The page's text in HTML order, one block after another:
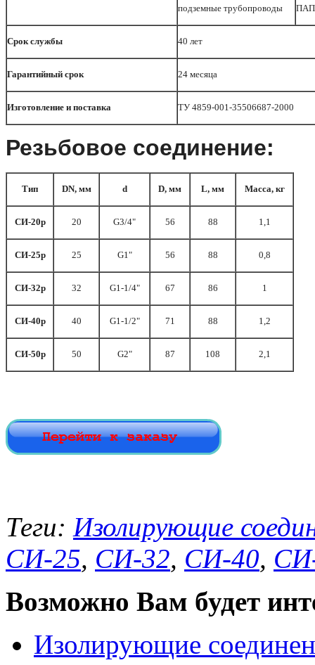
подземные трубопроводы
Срок службы 40 лет
Гарантийный срок 24 месяца
Изготовление и поставка ТУ 4859-001-35506687-2000
Резьбовое соединение:
Тип DN, мм d D, мм L, мм Масса, кг
СИ-20р 20 G3/4" 56 88 1,1
СИ-25р 25 G1" 56 88 0,8
СИ-32р 32 G1-1/4" 67 86 1
СИ-40р 40 G1-1/2" 71 88 1,2
СИ-50р 50 G2" 87 108 2,1
Теги: Изолирующие
СИ-25, СИ-32, СИ-40,
Возможно Вам будет
Изолирующие